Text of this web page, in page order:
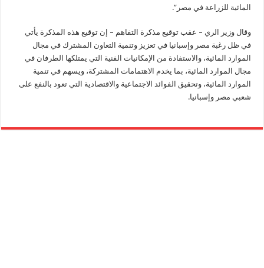
المائية للزراعة في مصر”.
وقال وزير الري – عقب توقيع مذكرة التفاهم – إن توقيع هذه المذكرة يأتي
في ظل رغبة مصر وإسبانيا في تعزيز وتنمية التعاون المشترك في مجال
الموارد المائية، والاستفادة من الإمكانيات الفنية التي يمتلكها الطرفان في
مجال الموارد المائية، بما يخدم الاهتمامات المشتركة، ويسهم في تنمية
الموارد المائية، وتحقيق الفوائد الاجتماعية والاقتصادية التي تعود بالنفع على
شعبي مصر وإسبانيا.